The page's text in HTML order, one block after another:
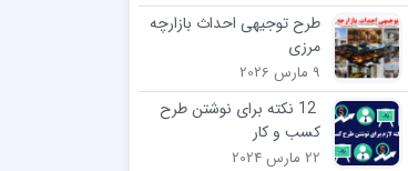
طرح توجیهی احداث بازارچه
مرزی
9 مارس 2026
12 نکته برای نوشتن طرح
کسب و کار
22 مارس 2024